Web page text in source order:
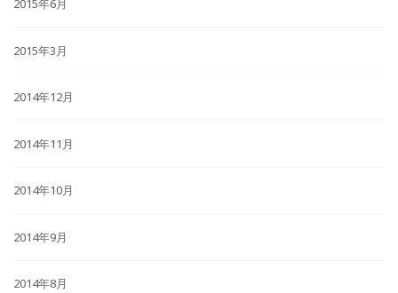
2015年6月
2015年3月
2014年12月
2014年11月
2014年10月
2014年9月
2014年8月